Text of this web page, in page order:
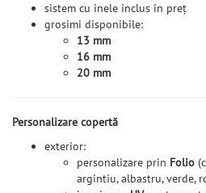
sistem cu inele inclus în preț
grosimi disponibile:
13 mm
16 mm
20 mm
Personalizare copertă
exterior:
personalizare prin Folio
argintiu, albastru, verde,